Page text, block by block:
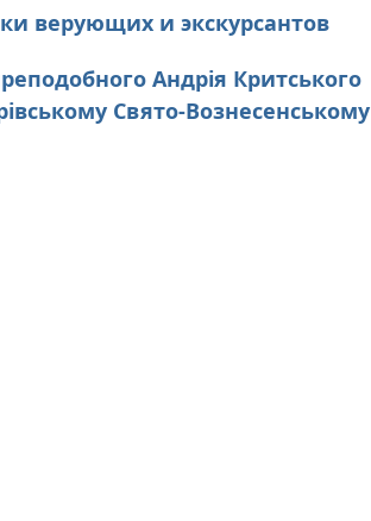
верующих и экскурсантов
Андрія Критського
Свято-Вознесенському